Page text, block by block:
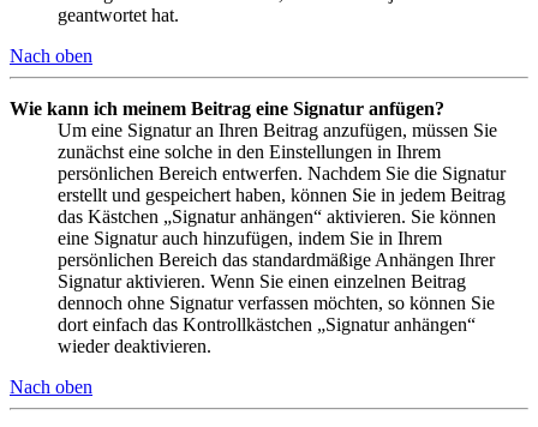
geantwortet hat.
Nach oben
Wie kann ich meinem Beitrag eine Signatur anfügen?
Um eine Signatur an Ihren Beitrag anzufügen, müssen Sie
zunächst eine solche in den Einstellungen in Ihrem
persönlichen Bereich entwerfen. Nachdem Sie die Signatur
erstellt und gespeichert haben, können Sie in jedem Beitrag
das Kästchen „Signatur anhängen“ aktivieren. Sie können
eine Signatur auch hinzufügen, indem Sie in Ihrem
persönlichen Bereich das standardmäßige Anhängen Ihrer
Signatur aktivieren. Wenn Sie einen einzelnen Beitrag
dennoch ohne Signatur verfassen möchten, so können Sie
dort einfach das Kontrollkästchen „Signatur anhängen“
wieder deaktivieren.
Nach oben